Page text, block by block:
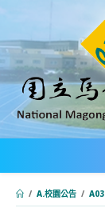
轉
主
要
內
/ A.校園公告 /